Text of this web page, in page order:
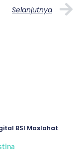
Selanjutnya
BSI Maslahat